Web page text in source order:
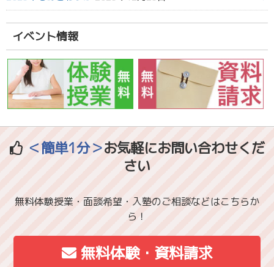
イベント情報
＜簡単1分＞お気軽にお問い合わせくだ
さい
無料体験授業・面談希望・入塾のご相談などはこちらか
ら！
無料体験・資料請求